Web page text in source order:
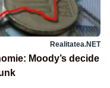
Realitatea.NET
Moody’s decide